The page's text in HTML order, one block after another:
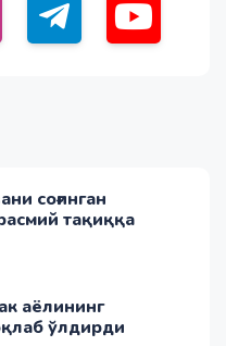
соғинган
тақиққа
аёлининг
ўлдирди